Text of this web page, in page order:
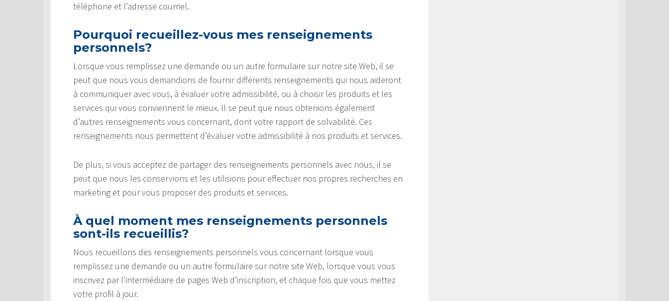
téléphone et l’adresse courriel.
Pourquoi recueillez-vous mes renseignements
personnels?
Lorsque vous remplissez une demande ou un autre formulaire sur notre site Web, il se
peut que nous vous demandions de fournir différents renseignements qui nous aideront
à communiquer avec vous, à évaluer votre admissibilité, ou à choisir les produits et les
services qui vous conviennent le mieux. Il se peut que nous obtenions également
d’autres renseignements vous concernant, dont votre rapport de solvabilité. Ces
renseignements nous permettent d’évaluer votre admissibilité à nos produits et services.
De plus, si vous acceptez de partager des renseignements personnels avec nous, il se
peut que nous les conservions et les utilisions pour effectuer nos propres recherches en
marketing et pour vous proposer des produits et services.
À quel moment mes renseignements personnels
sont-ils recueillis?
Nous recueillons des renseignements personnels vous concernant lorsque vous
remplissez une demande ou un autre formulaire sur notre site Web, lorsque vous vous
inscrivez par l’intermédiaire de pages Web d’inscription, et chaque fois que vous mettez
votre profil à jour.